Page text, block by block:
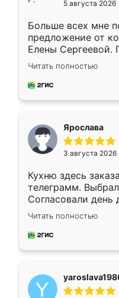
5 августа 2026
Больше всех мне
предложение от
Елены
короткие сроки
для замера
предложил по
Читать полностью
Ярослава
3 августа 2026
Кухню здесь
телеграмм.
Согласовали день
недели кухня была
довольны
мебель за
Читать полностью